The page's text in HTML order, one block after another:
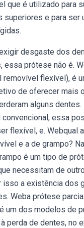
que é utilizado para
e para ser
desgaste dos
essa prótese não é.
removível flexível), é
de oferecer mais
alguns
essa
flexível, e. Webqual
e a de grampo?
é um tipo de
necessitam de
isso a existência dos
Weba prótese
um dos modelos de
perda de dentes, no